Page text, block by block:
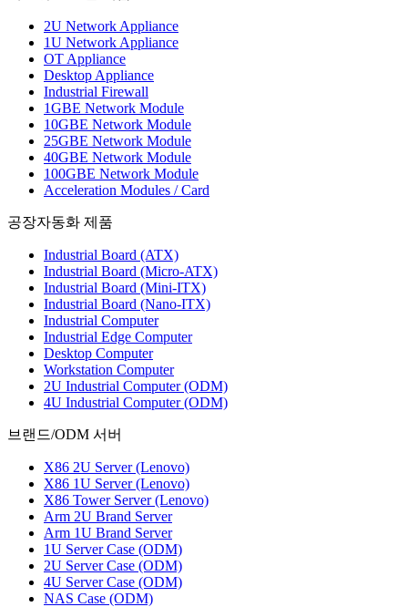
2U Network Appliance
1U Network Appliance
OT Appliance
Desktop Appliance
Industrial Firewall
1GBE Network Module
10GBE Network Module
25GBE Network Module
40GBE Network Module
100GBE Network Module
Acceleration Modules / Card
공장자동화 제품
Industrial Board (ATX)
Industrial Board (Micro-ATX)
Industrial Board (Mini-ITX)
Industrial Board (Nano-ITX)
Industrial Computer
Industrial Edge Computer
Desktop Computer
Workstation Computer
2U Industrial Computer (ODM)
4U Industrial Computer (ODM)
브랜드/ODM 서버
X86 2U Server (Lenovo)
X86 1U Server (Lenovo)
X86 Tower Server (Lenovo)
Arm 2U Brand Server
Arm 1U Brand Server
1U Server Case (ODM)
2U Server Case (ODM)
4U Server Case (ODM)
NAS Case (ODM)